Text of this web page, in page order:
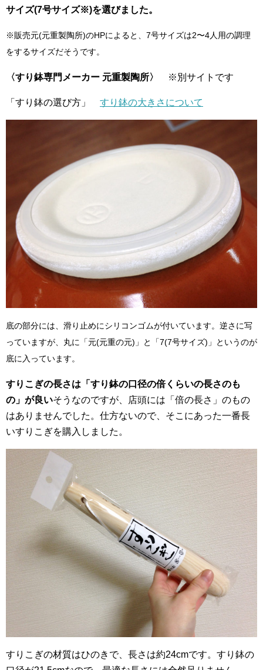
サイズ(7号サイズ※)を選びました。
※販売元(元重製陶所)のHPによると、7号サイズは2〜4人用の調理
をするサイズだそうです。
〈すり鉢専門メーカー 元重製陶所〉 ※別サイトです
「すり鉢の選び方」 すり鉢の大きさについて
底の部分には、滑り止めにシリコンゴムが付いています。逆さに写
っていますが、丸に「元(元重の元)」と「7(7号サイズ)」というのが
底に入っています。
すりこぎの長さは「すり鉢の口径の倍くらいの長さのも
の」が良いそうなのですが、店頭には「倍の長さ」のもの
はありませんでした。仕方ないので、そこにあった一番長
いすりこぎを購入しました。
すりこぎの材質はひのきで、長さは約24cmです。すり鉢の